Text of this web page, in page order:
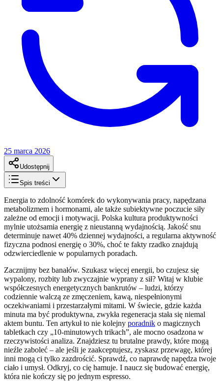
25 marca 2026
Udostępnij
Spis treści
Energia to zdolność komórek do wykonywania pracy, napędzana
metabolizmem i hormonami, ale także subiektywne poczucie siły
zależne od emocji i motywacji. Polska kultura produktywności
mylnie utożsamia energię z nieustanną wydajnością. Jakość snu
determinuje nawet 40% dziennej wydajności, a regularna aktywność
fizyczna podnosi energię o 30%, choć te fakty rzadko znajdują
odzwierciedlenie w popularnych poradach.
Zacznijmy bez banałów. Szukasz więcej energii, bo czujesz się
wypalony, rozbity lub zwyczajnie wyprany z sił? Witaj w klubie
współczesnych energetycznych bankrutów – ludzi, którzy
codziennie walczą ze zmęczeniem, kawą, niespełnionymi
oczekiwaniami i przestarzałymi mitami. W świecie, gdzie każda
minuta ma być produktywna, zwykła regeneracja stała się niemal
aktem buntu. Ten artykuł to nie kolejny poradnik o magicznych
tabletkach czy „10-minutowych trikach”, ale mocno osadzona w
rzeczywistości analiza. Znajdziesz tu brutalne prawdy, które mogą
nieźle zaboleć – ale jeśli je zaakceptujesz, zyskasz przewagę, której
inni mogą ci tylko zazdrościć. Sprawdź, co naprawdę napędza twoje
ciało i umysł. Odkryj, co cię hamuje. I naucz się budować energię,
która nie kończy się po jednym espresso.